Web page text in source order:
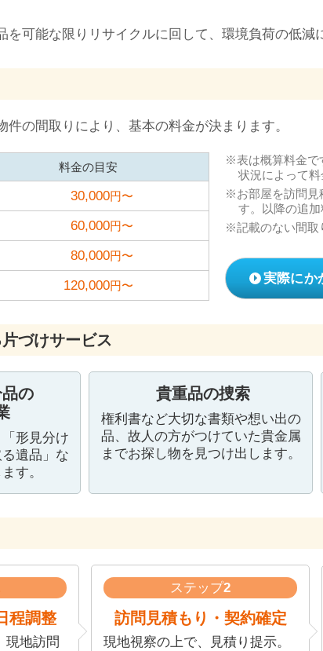
を可能な限りリサイクルに回して、環境負荷の低減
の間取りにより、基本の料金が決まります。
料金の目安
30,000円〜
60,000円〜
80,000円〜
120,000円〜
表は概算料金
状況によって料
お部屋を訪問見
す。以降の追加
記載のない間取
実際にか
づけサービス
の
「形見分け
遺品」な
す。
貴重品の捜索
権利書など大切な書類や想い出の
品、故人の方がつけていた貴金属
までお探し物を見つけ出します。
程調整
現地訪問
ステップ2
訪問見積もり・契約確定
現地視察の上で、見積り提示。